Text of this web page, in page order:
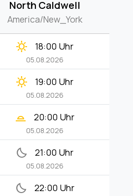
North Caldwell
America/New_York
clear_day 18:00 Uhr
05.08.2026
clear_day 19:00 Uhr
05.08.2026
wb_twilight_2 20:00 Uhr
05.08.2026
bedtime 21:00 Uhr
05.08.2026
bedtime 22:00 Uhr